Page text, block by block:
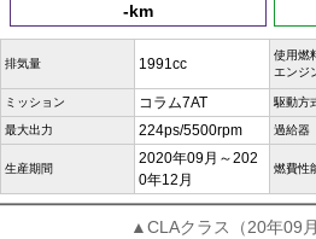
-km
排気量 1991cc
使用燃
エンジ
ミッション コラム7AT 駆動方
最大出力 224ps/5500rpm 過給器
生産期間
2020年09月～202
0年12月
燃費性
▲CLAクラス（20年09